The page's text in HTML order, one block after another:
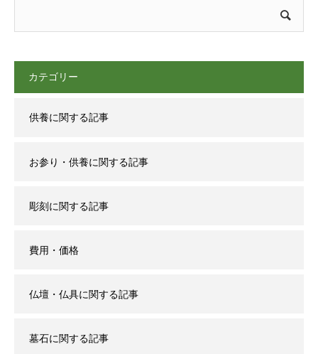
カテゴリー
供養に関する記事
お参り・供養に関する記事
彫刻に関する記事
費用・価格
仏壇・仏具に関する記事
墓石に関する記事